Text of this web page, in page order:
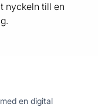
nyckeln till en
en digital